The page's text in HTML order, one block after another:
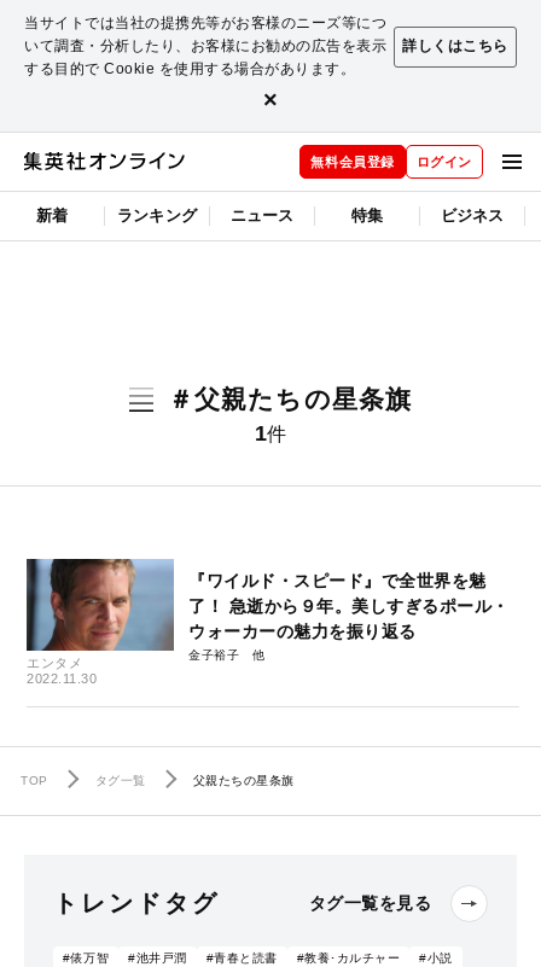
当サイトでは当社の提携先等がお客様のニーズ等につ
いて調査・分析したり、お客様にお勧めの広告を表示
する目的で Cookie を使用する場合があります。
詳しくはこちら
×
無料会員登録 ログイン
新着 ランキング ニュース 特集 ビジネス
＃父親たちの星条旗
1件
エンタメ
2022.11.30
『ワイルド・スピード』で全世界を魅
了！ 急逝から９年。美しすぎるポール・
ウォーカーの魅力を振り返る
金子裕子
TOP タグ一覧 父親たちの星条旗
トレンドタグ タグ一覧を見る
#俵万智 #池井戸潤 #青春と読書 #教養･カルチャー
#小説